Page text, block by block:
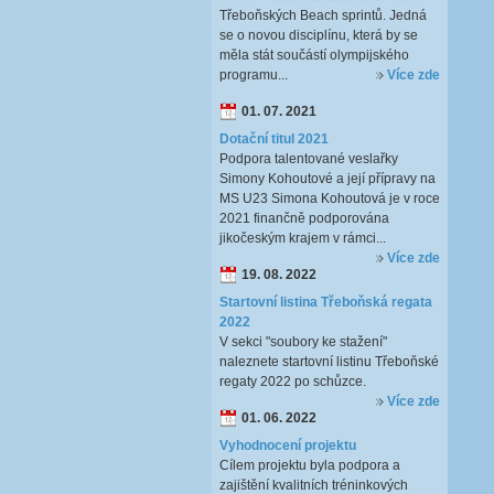
Třeboňských Beach sprintů. Jedná
se o novou disciplínu, která by se
měla stát součástí olympijského
programu...
Více zde
01. 07. 2021
Dotační titul 2021
Podpora talentované veslařky
Simony Kohoutové a její přípravy na
MS U23 Simona Kohoutová je v roce
2021 finančně podporována
jikočeským krajem v rámci...
Více zde
19. 08. 2022
Startovní listina Třeboňská regata
2022
V sekci "soubory ke stažení"
naleznete startovní listinu Třeboňské
regaty 2022 po schůzce.
Více zde
01. 06. 2022
Vyhodnocení projektu
Cílem projektu byla podpora a
zajištění kvalitních tréninkových